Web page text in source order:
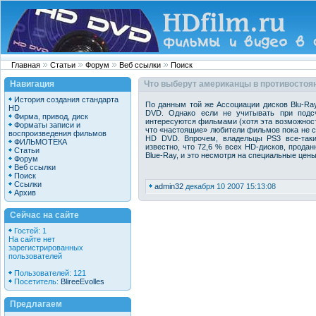
Главная Статьи Форум Веб ссылки Поиск
Навигация
История создания стандарта
HD
Фирма, привод, диск
Форматы записи и
воспроизведения фильмов
ФИЛЬМОТЕКА
Статьи
Форум
Веб ссылки
Поиск
Ссылки
Архив
Сейчас на сайте
Гостей: 1
На сайте нет
зарегистрированных
пользователей
Пользователей: 121
Посетитель: BlireeEvolles
Предлагаем
Что выберут американцы в
По данным той же Ассоциации дисков Blu-
DVD. Однако если не учитывать при
интересуются фильмами (хотя эта
что «настоящие» любители фильмов пока не
HD DVD. Впрочем, владельцы PS3 все-
известно, что 72,6 % всех HD-дисков,
Blue-Ray, и это несмотря на специальные
admin32 декабря 10 2007 15:13:08